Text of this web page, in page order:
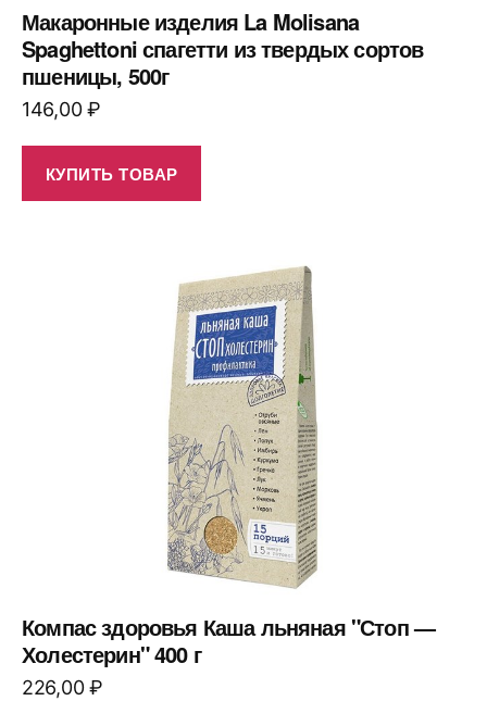
Макаронные изделия La Molisana
Spaghettoni спагетти из твердых сортов
пшеницы, 500г
146,00₽
КУПИТЬ ТОВАР
Компас здоровья Каша льняная "Стоп —
Холестерин" 400 г
226,00₽